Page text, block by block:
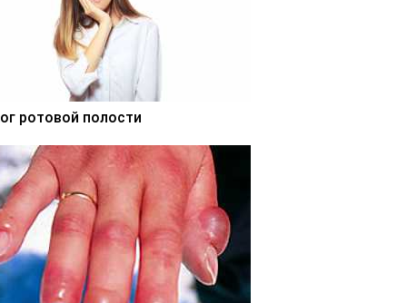
ротовой полости